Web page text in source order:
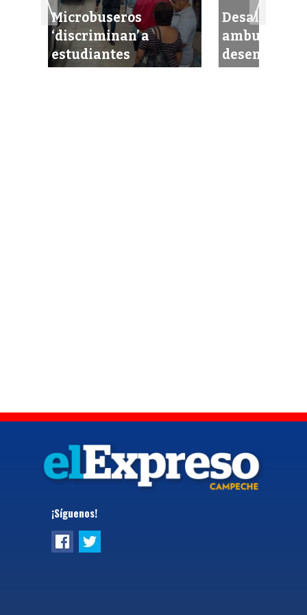
Microbuseros
‘discriminan’ a
estudiantes
Desalojo de
ambulantes
¡Síguenos!